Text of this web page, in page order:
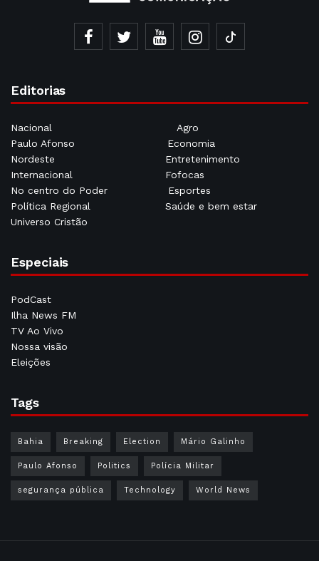
Editorias
Nacional
Agro
Paulo Afonso
Economia
Nordeste
Entretenimento
Internacional
Fofocas
No centro do Poder
Esportes
Política Regional
Saúde e bem estar
Universo Cristão
Especiais
PodCast
Ilha News FM
TV Ao Vivo
Nossa visão
Eleições
Tags
Bahia Breaking Election Mário Galinho
Paulo Afonso Politics Polícia Militar
segurança pública Technology World News